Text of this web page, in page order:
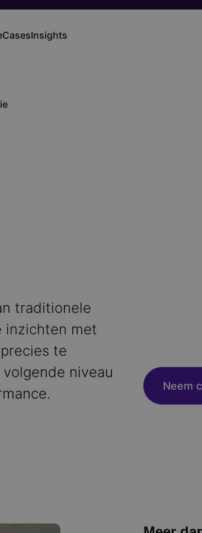
CasesInsights
traditionele
inzichten met
te
niveau
Neem